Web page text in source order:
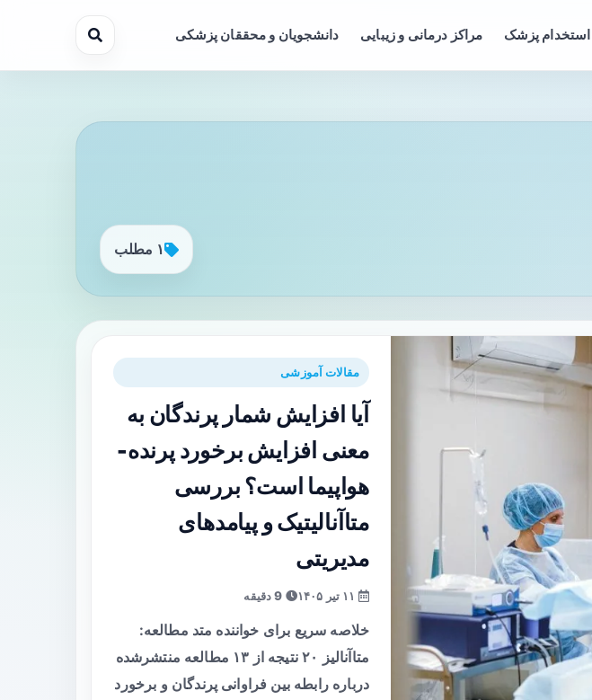
استخدام پزشک مراکز درمانی و زیبایی دانشجویان و محققان پزشکی
۱ مطلب
مقالات آموزشی
آیا افزایش شمار پرندگان به
معنی افزایش برخورد پرنده-
هواپیما است؟ بررسی
متا‌آنالیتیک و پیامدهای
مدیریتی
خلاصه سریع برای خواننده متد مطالعه:
متا‌آنالیز ۲۰ نتیجه از ۱۳ مطالعه منتشرشده
درباره رابطه بین فراوانی پرندگان و برخورد